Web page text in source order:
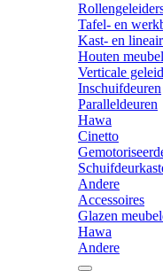
Tafel- en
Kast- en
Houten
Verticale
Inschuifdeuren
Paralleldeuren
Hawa
Cinetto
Andere
Accessoires
Glazen
Hawa
Andere